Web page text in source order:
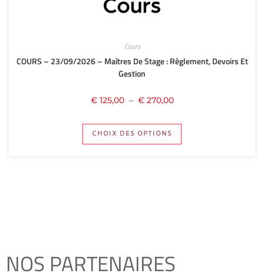
Cours
COURS – 23/09/2026 – Maîtres De Stage : Règlement, Devoirs Et
Gestion
€125,00 – €270,00
CHOIX DES OPTIONS
NOS PARTENAIRES